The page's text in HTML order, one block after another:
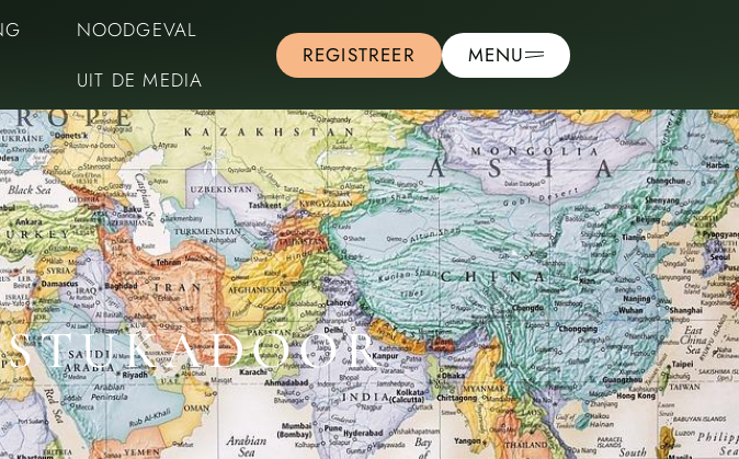
NOODGEVAL
UIT DE MEDIA
REGISTREER MENU